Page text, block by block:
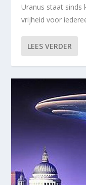
Uranus staat
vrijheid voor
LEES VERDER